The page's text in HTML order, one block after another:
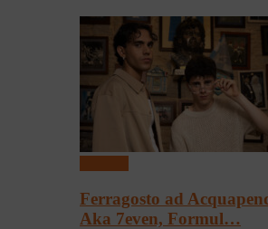
Ferragosto ad
Aka 7even, Formul…